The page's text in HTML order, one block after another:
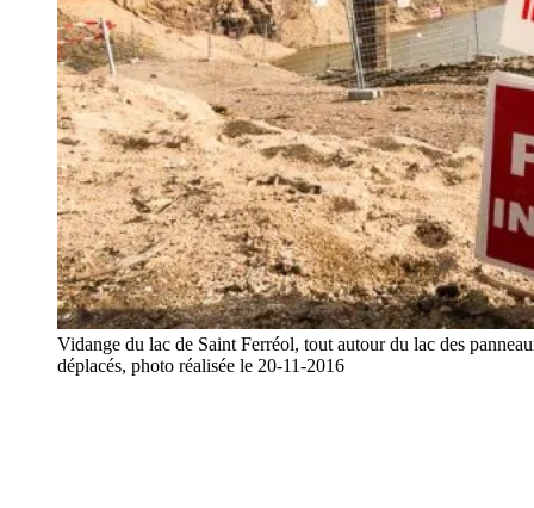
Vidange du lac de Saint Ferréol, tout autour du lac des
déplacés, photo réalisée le 20-11-2016